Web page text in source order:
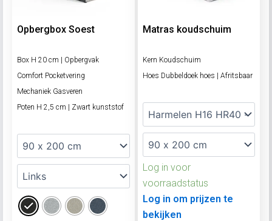
Opbergbox Soest
Box H 20 cm | Opbergvak
Comfort Pocketvering
Mechaniek Gasveren
Poten H 2,5 cm | Zwart kunststof
Matras koudschuim
Kern Koudschuim
Hoes Dubbeldoek hoes | Afritsbaar
Log in voor
voorraadstatus
Log in om prijzen te
bekijken